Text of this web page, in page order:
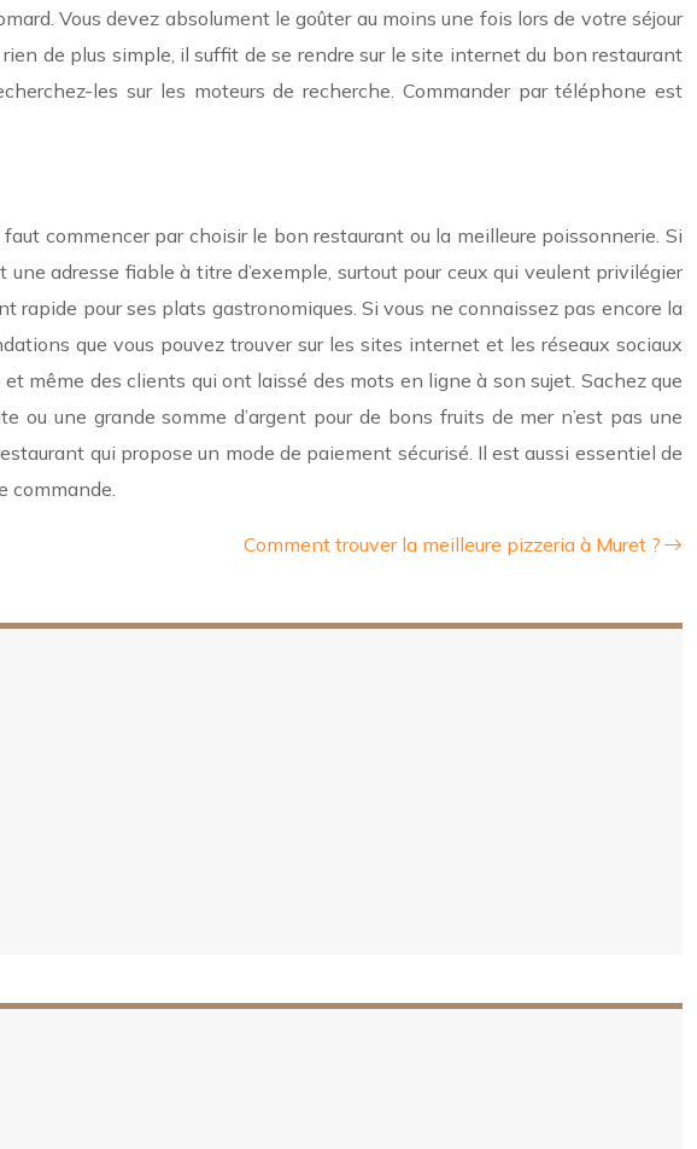
Vous devez absolument le goûter au moins une fois lors de votre séjour
de plus simple, il suffit de se rendre sur le site internet du bon restaurant
les sur les moteurs de recherche. Commander par téléphone est
commencer par choisir le bon restaurant ou la meilleure poissonnerie. Si
adresse fiable à titre d’exemple, surtout pour ceux qui veulent privilégier
pour ses plats gastronomiques. Si vous ne connaissez pas encore la
que vous pouvez trouver sur les sites internet et les réseaux sociaux
même des clients qui ont laissé des mots en ligne à son sujet. Sachez que
une grande somme d’argent pour de bons fruits de mer n’est pas une
qui propose un mode de paiement sécurisé. Il est aussi essentiel de
commande.
Comment trouver la meilleure pizzeria à Muret ?